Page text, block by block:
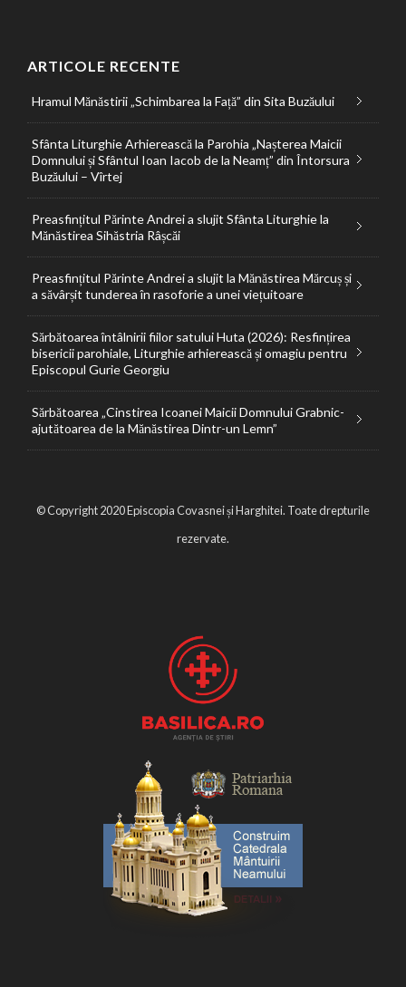
ARTICOLE RECENTE
Hramul Mănăstirii „Schimbarea la Față” din Sita Buzăului
Sfânta Liturghie Arhierească la Parohia „Nașterea Maicii
Domnului și Sfântul Ioan Iacob de la Neamț” din Întorsura
Buzăului – Vîrtej
Preasfințitul Părinte Andrei a slujit Sfânta Liturghie la
Mănăstirea Sihăstria Râșcăi
Preasfințitul Părinte Andrei a slujit la Mănăstirea Mărcuș și
a săvârșit tunderea în rasoforie a unei viețuitoare
Sărbătoarea întâlnirii fiilor satului Huta (2026): Resfințirea
bisericii parohiale, Liturghie arhierească și omagiu pentru
Episcopul Gurie Georgiu
Sărbătoarea „Cinstirea Icoanei Maicii Domnului Grabnic-
ajutătoarea de la Mănăstirea Dintr-un Lemn”
© Copyright 2020 Episcopia Covasnei și Harghitei. Toate drepturile
rezervate.